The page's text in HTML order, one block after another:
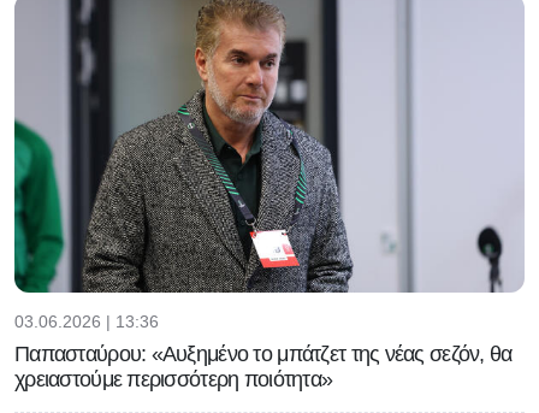
03.06.2026 | 13:36
Παπασταύρου: «Αυξημένο το μπάτζετ της νέας σεζόν, θα
χρειαστούμε περισσότερη ποιότητα»